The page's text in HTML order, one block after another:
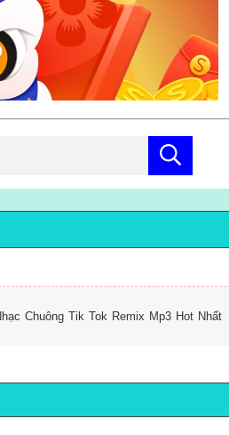
Chuông Tik Tok Remix Mp3 Hot Nhất